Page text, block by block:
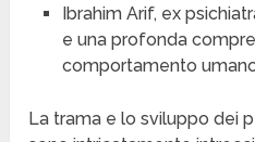
Ibrahim Arif, ex
e una profonda
comportamento
La trama e lo sviluppo dei